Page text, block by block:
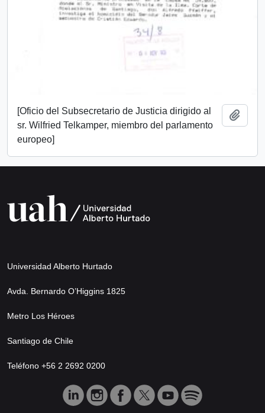
[Oficio del Subsecretario de Justicia dirigido al
sr. Wilfried Telkamper, miembro del parlamento
europeo]
Universidad Alberto Hurtado
Avda. Bernardo O’Higgins 1825
Metro Los Héroes
Santiago de Chile
Teléfono +56 2 2692 0200